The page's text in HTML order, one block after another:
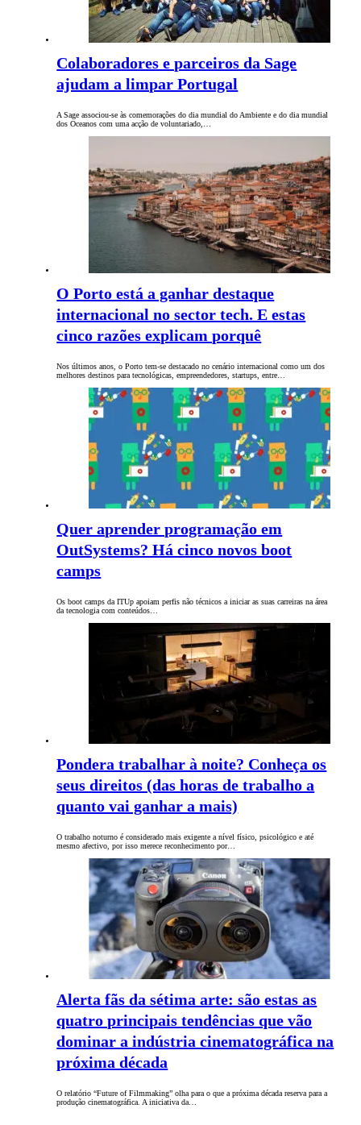
Colaboradores e parceiros da Sage
ajudam a limpar Portugal
A Sage associou-se às comemorações do dia mundial do Ambiente e do dia mundial
dos Oceanos com uma acção de voluntariado,…
O Porto está a ganhar destaque
internacional no sector tech. E estas
cinco razões explicam porquê
Nos últimos anos, o Porto tem-se destacado no cenário internacional como um dos
melhores destinos para tecnológicas, empreendedores, startups, entre…
Quer aprender programação em
OutSystems? Há cinco novos boot
camps
Os boot camps da ITUp apoiam perfis não técnicos a iniciar as suas carreiras na área
da tecnologia com conteúdos…
Pondera trabalhar à noite? Conheça os
seus direitos (das horas de trabalho a
quanto vai ganhar a mais)
O trabalho noturno é considerado mais exigente a nível físico, psicológico e até
mesmo afectivo, por isso merece reconhecimento por…
Alerta fãs da sétima arte: são estas as
quatro principais tendências que vão
dominar a indústria cinematográfica na
próxima década
O relatório “Future of Filmmaking” olha para o que a próxima década reserva para a
produção cinematográfica. A iniciativa da…